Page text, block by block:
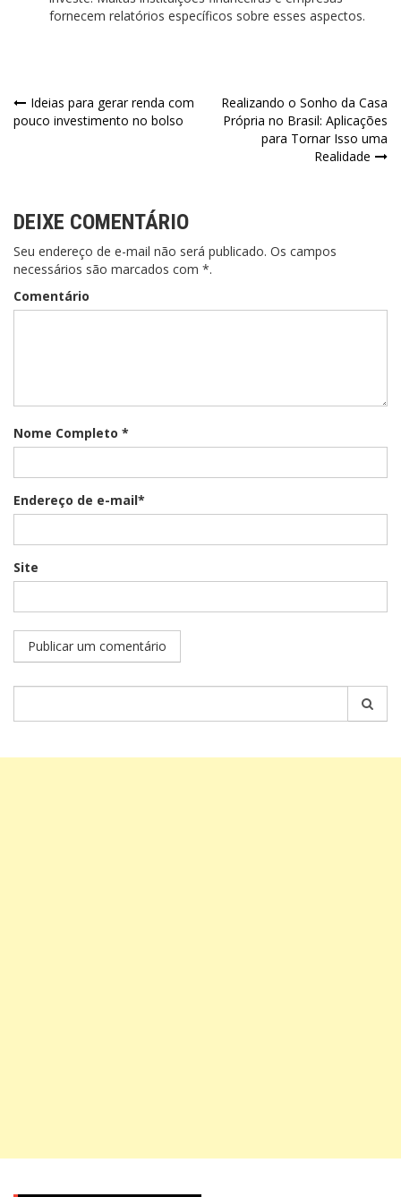
fornecem relatórios específicos sobre esses aspectos.
Navegação
de
Ideias para gerar renda com
pouco investimento no bolso
Realizando o Sonho da Casa
Própria no Brasil: Aplicações
para Tornar Isso uma
Realidade
DEIXE COMENTÁRIO
Seu endereço de e-mail não será publicado. Os campos
necessários são marcados com *.
Comentário
Nome Completo *
Endereço de e-mail*
Site